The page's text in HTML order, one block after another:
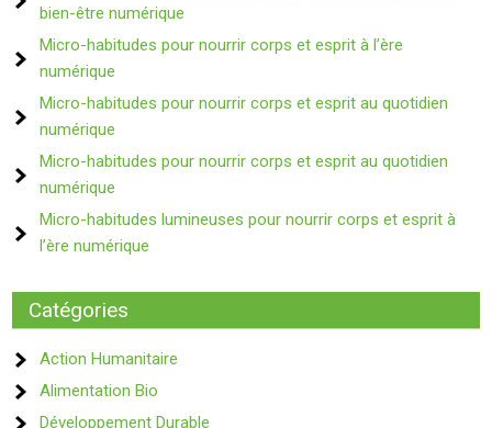
bien-être numérique
Micro-habitudes pour nourrir corps et esprit à l’ère
numérique
Micro-habitudes pour nourrir corps et esprit au quotidien
numérique
Micro-habitudes pour nourrir corps et esprit au quotidien
numérique
Micro-habitudes lumineuses pour nourrir corps et esprit à
l’ère numérique
Catégories
Action Humanitaire
Alimentation Bio
Développement Durable